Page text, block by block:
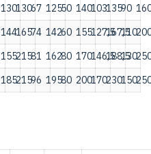
13013067 12550 14010313590
14416574 14260 155127,5167,5110
15521581 16280 170146,5188,5130
18521596 19580 200170230150